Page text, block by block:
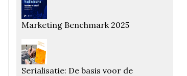
Marketing Benchmark 2025
Serialisatie: De basis voor de